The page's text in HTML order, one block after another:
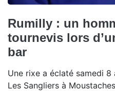
Rumilly : un
tournevis lors
bar
Une rixe a éclaté samedi
Les Sangliers à